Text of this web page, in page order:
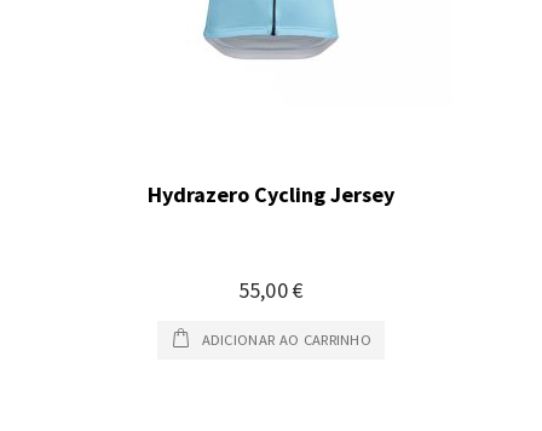
Hydrazero Cycling Jersey
55,00 €
ADICIONAR AO CARRINHO